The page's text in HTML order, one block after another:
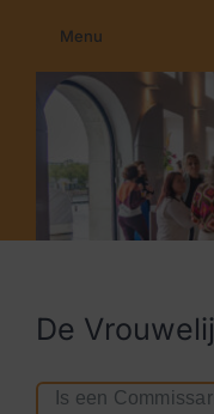
inhoud
Menu
Home
Membership
Programma’s
De
Is een